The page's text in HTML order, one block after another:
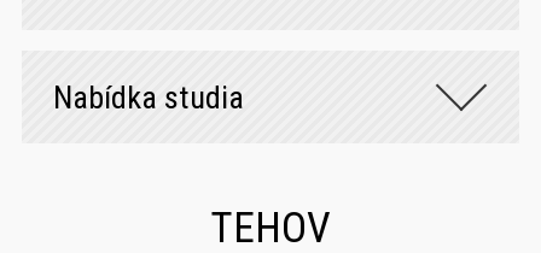
Nabídka studia
TEHOV